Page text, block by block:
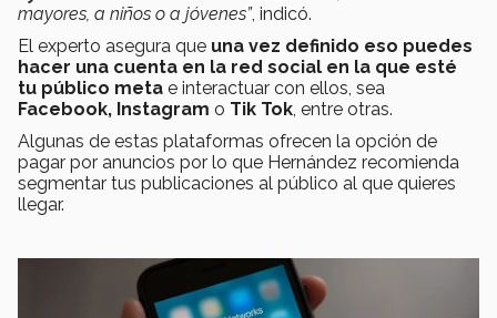
mayores, a niños o a jóvenes”, indicó.
El experto asegura que una vez definido eso puedes
hacer una cuenta en la red social en la que esté
tu público meta e interactuar con ellos, sea
Facebook, Instagram o Tik Tok, entre otras.
Algunas de estas plataformas ofrecen la opción de
pagar por anuncios por lo que Hernández recomienda
segmentar tus publicaciones al público al que quieres
llegar.